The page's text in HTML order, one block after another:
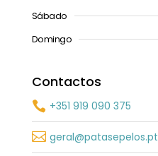
Sábado
Domingo
Contactos
 +351 919 090 375
 geral@patasepelos.pt